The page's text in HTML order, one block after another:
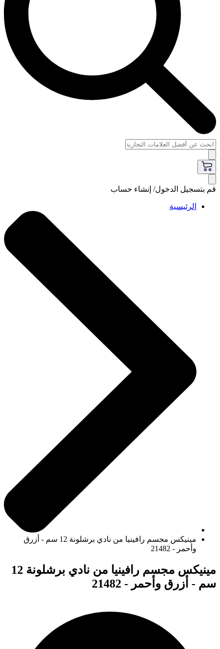
قم بتسجيل الدخول/ إنشاء حساب
الرئيسية
مينيكس مجسم رافينيا من نادي برشلونة 12 سم - أزرق
وأحمر - 21482
مينيكس مجسم رافينيا من نادي برشلونة 12
سم - أزرق وأحمر - 21482